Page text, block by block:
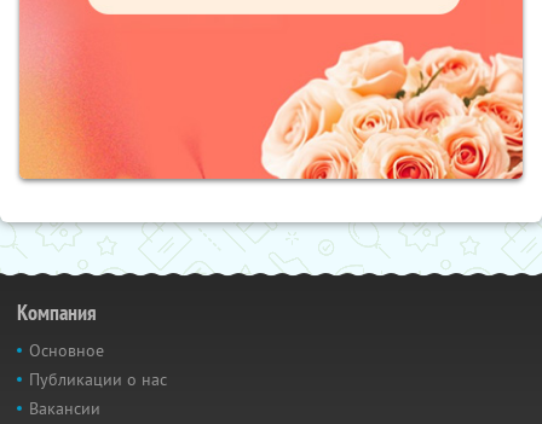
Компания
Основное
Публикации о нас
Вакансии